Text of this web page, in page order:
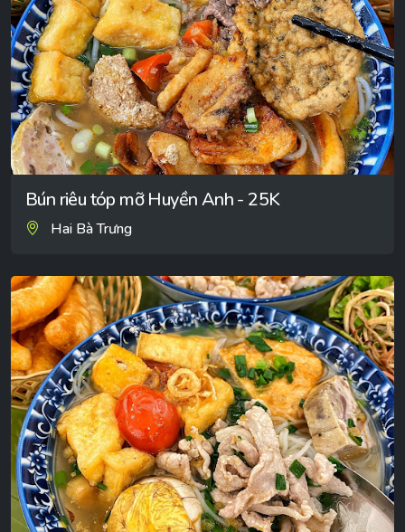
Bún riêu tóp mỡ Huyền Anh - 25K
Hai Bà Trưng